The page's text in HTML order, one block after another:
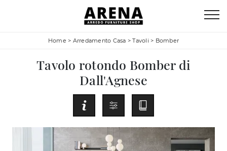
Home > Arredamento Casa >Tavoli > Bomber
Tavolo rotondo Bomber di
Dall'Agnese